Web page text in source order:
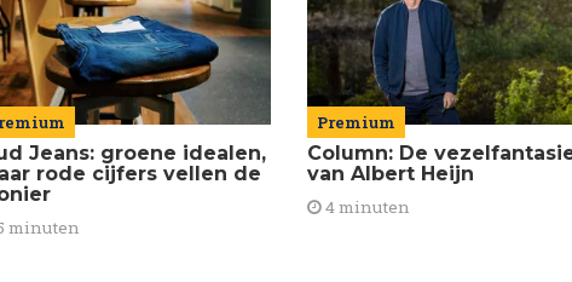
Jeans: groene idealen,
rode cijfers vellen de
minuten
Premium
Column: De
van Albert Heijn
4 minuten